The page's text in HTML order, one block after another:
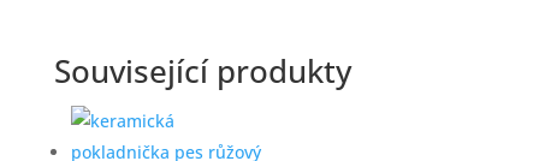
Související produkty